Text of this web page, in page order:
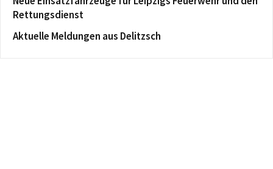
Rettungsdienst
Aktuelle Meldungen aus Delitzsch